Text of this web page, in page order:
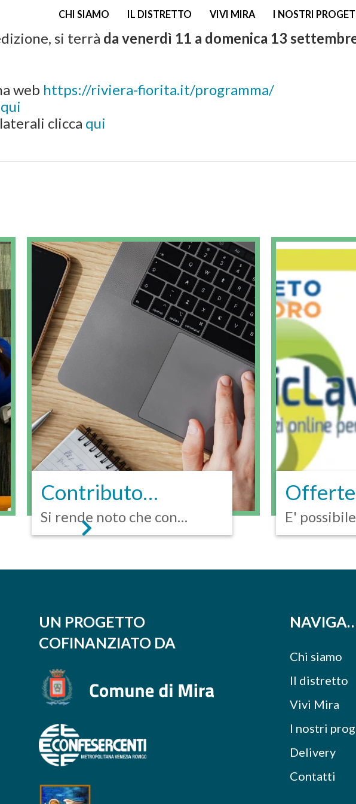
CHI SIAMO IL DISTRETTO VIVI MIRA I NOSTRI
si terrà da venerdì 11 a domenica 13
web https://riviera-fiorita.it/programma/
qui
clicca qui
Contributo
regionale
all’affitto per
emergenza Covid
Si rende noto che con
D.G.R. n. 1286/2020 e...
–
E'
files
UN PROGETTO
COFINANZIATO DA
Chi siamo
Il distretto
Vivi Mira
I nostri
Delivery
Contatti